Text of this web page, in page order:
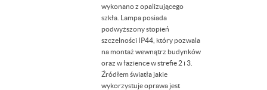
wykonano z opalizującego
szkła. Lampa posiada
podwyższony stopień
szczelności IP44, który pozwala
na montaż wewnątrz budynków
oraz w łazience w strefie 2 i 3.
Źródłem światła jakie
wykorzystuje oprawa jest